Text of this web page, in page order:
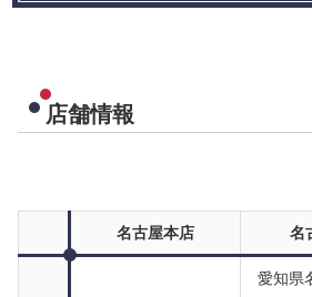
店舗情報
名古屋本店 名
愛知県